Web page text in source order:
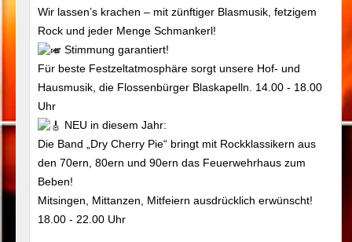
Wir lassen’s krachen – mit zünftiger Blasmusik, fetzigem
Rock und jeder Menge Schmankerl!
Stimmung garantiert!
Für beste Festzeltatmosphäre sorgt unsere Hof- und
Hausmusik, die Flossenbürger Blaskapelln. 14.00 - 18.00
Uhr
NEU in diesem Jahr:
Die Band „Dry Cherry Pie“ bringt mit Rockklassikern aus
den 70ern, 80ern und 90ern das Feuerwehrhaus zum
Beben!
Mitsingen, Mittanzen, Mitfeiern ausdrücklich erwünscht!
18.00 - 22.00 Uhr